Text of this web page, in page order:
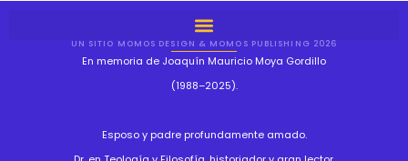
UN SITIO MOMOS DESIGN & MOMOS PUBLISHING 2026
En memoria de Joaquín Mauricio Moya Gordillo
(1988–2025).
Esposo y padre profundamente amado.